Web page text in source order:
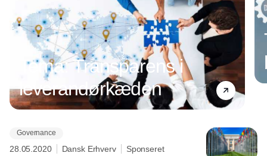
Tema: Transparens i
leverandørkæden
Governance
28.05.2020 Dansk Erhverv Sponseret